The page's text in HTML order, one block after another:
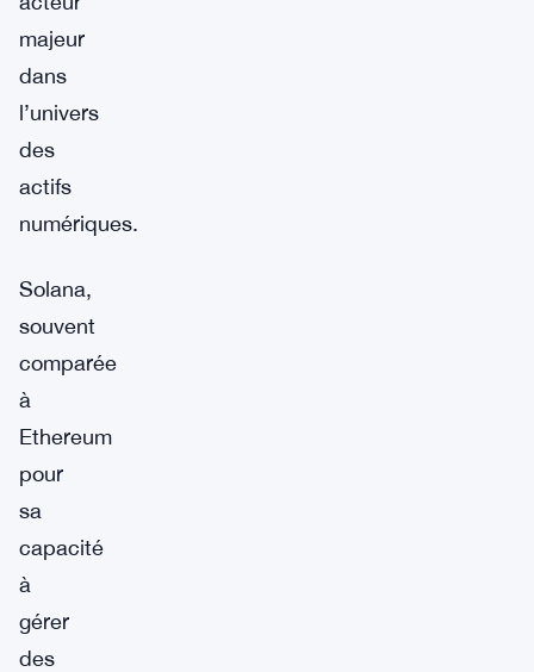
majeur
dans
l’univers
des
actifs
numériques.
Solana,
souvent
comparée
à
Ethereum
pour
sa
capacité
à
gérer
des